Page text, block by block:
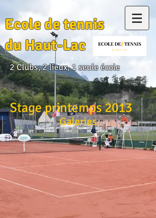
Ecole de tennis
du Haut-Lac
2 Clubs, 2 lieux, 1 seule école
Stage printemps 2013
Galeries